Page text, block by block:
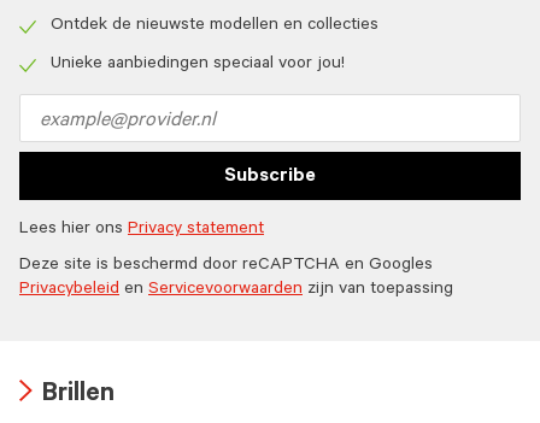
icon
icon
Ontdek de nieuwste modellen en collecties
Unieke aanbiedingen speciaal voor jou!
address
Subscribe
Lees hier ons Privacy statement
Deze site is beschermd door reCAPTCHA en Googles
Privacybeleid en Servicevoorwaarden zijn van toepassing
Brillen